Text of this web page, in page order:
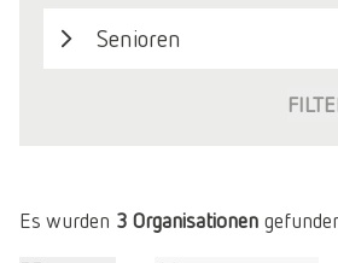
Es wurden 3 Organisationen